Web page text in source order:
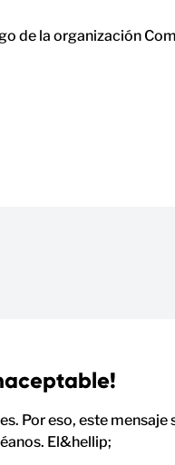
de la organización
Por eso, este
El&hellip;